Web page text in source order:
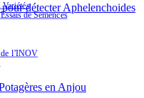
détecter Aphelenchoides
en Anjou
Variétés
de Semences
l’INOV